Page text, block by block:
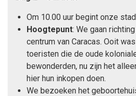
Om 10.00 uur begint onze
Hoogtepunt: We gaan
centrum van Caracas. Ooit
toeristen die de oude
bewonderden, nu zijn het
hier hun inkopen doen.
We bezoeken het